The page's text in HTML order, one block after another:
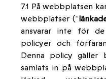
7.1 På webbplatsen
webbplatser (“
ansvarar inte för de
policyer och
Denna policy gäller
samlats in på